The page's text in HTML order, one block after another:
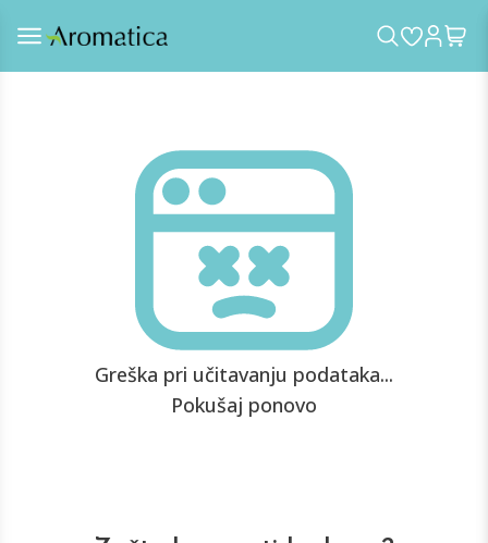
Greška pri učitavanju podataka...
Pokušaj ponovo